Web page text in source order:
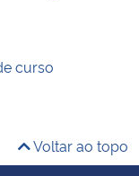
curso
Voltar ao topo